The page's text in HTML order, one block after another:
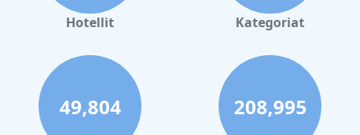
Hotellit Kategoriat
49,804 208,995